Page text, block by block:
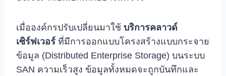
เมื่อองค์กรปรับเปลี่ยนมาใช้ บริการคลาวด์
เซิร์ฟเวอร์ ที่มีการออกแบบโครงสร้างแบบกระจาย
ข้อมูล (Distributed Enterprise Storage) บนระบบ
SAN ความเร็วสูง ข้อมูลทั้งหมดจะถูกบันทึกและ